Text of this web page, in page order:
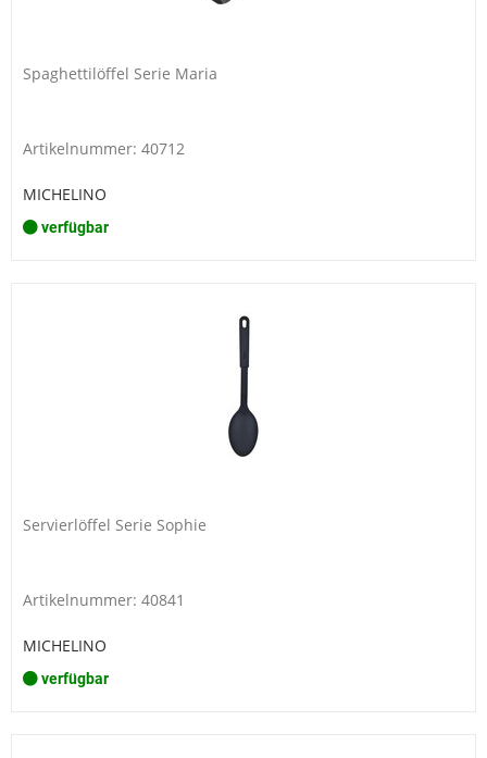
Spaghettilöffel Serie Maria
Artikelnummer: 40712
MICHELINO
verfügbar
Servierlöffel Serie Sophie
Artikelnummer: 40841
MICHELINO
verfügbar